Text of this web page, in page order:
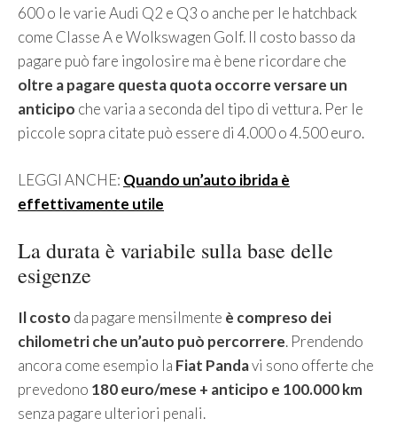
600 o le varie Audi Q2 e Q3 o anche per le hatchback
come Classe A e Wolkswagen Golf. Il costo basso da
pagare può fare ingolosire ma è bene ricordare che
oltre a pagare questa quota occorre versare un
anticipo che varia a seconda del tipo di vettura. Per le
piccole sopra citate può essere di 4.000 o 4.500 euro.
LEGGI ANCHE: Quando un’auto ibrida è
effettivamente utile
La durata è variabile sulla base delle
esigenze
Il costo da pagare mensilmente è compreso dei
chilometri che un’auto può percorrere. Prendendo
ancora come esempio la Fiat Pandavi sono offerte che
prevedono 180 euro/mese + anticipo e 100.000 km
senza pagare ulteriori penali.